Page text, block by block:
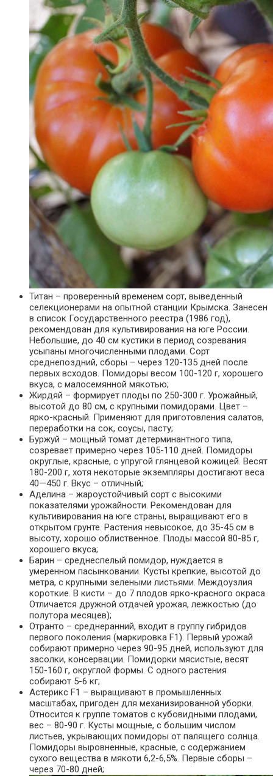
Титан – проверенный временем сорт, выведенный
селекционерами на опытной станции Крымска. Занесен
в список Государственного реестра (1986 год),
рекомендован для культивирования на юге России.
Небольшие, до 40 см кустики в период созревания
усыпаны многочисленными плодами. Сорт
среднепоздний, сборы – через 120-135 дней после
первых всходов. Помидоры весом 100-120 г, хорошего
вкуса, с малосемянной мякотью;
Жирдяй – формирует плоды по 250-300 г. Урожайный,
высотой до 80 см, с крупными помидорами. Цвет –
ярко-красный. Применяют для приготовления салатов,
переработки на сок, соусы, пасту;
Буржуй – мощный томат детерминантного типа,
созревает примерно через 105-110 дней. Помидоры
округлые, красные, с упругой глянцевой кожицей. Весят
180-200 г, хотя некоторые экземпляры достигают веса
40—450 г. Вкус – отличный;
Аделина – жароустойчивый сорт с высокими
показателями урожайности. Рекомендован для
культивирования на юге страны, выращивают его в
открытом грунте. Растения невысокое, до 35-45 см в
высоту, хорошо облиственное. Плоды массой 80-85 г,
хорошего вкуса;
Барин – среднеспелый помидор, нуждается в
умеренном пасынковании. Кусты крепкие, высотой до
метра, с крупными зелеными листьями. Междоузлия
короткие. В кисти – до 7 плодов ярко-красного окраса.
Отличается дружной отдачей урожая, лежкостью (до
полутора месяцев);
Отранто – среднеранний, входит в группу гибридов
первого поколения (маркировка F1). Первый урожай
собирают примерно через 90-95 дней, используют для
засолки, консервации. Помидорки мясистые, весят
150-160 г, округлой формы. С одного растения
собирают 5-6 кг;
Астерикс F1 – выращивают в промышленных
масштабах, пригоден для механизированной уборки.
Относится к группе томатов с кубовидными плодами,
вес – 80-90 г. Кусты мощные, с большим числом
листьев, укрывающих помидоры от палящего солнца.
Помидоры выровненные, красные, с содержанием
сухого вещества в мякоти 6,2-6,5%. Первые сборы –
через 70-80 дней;